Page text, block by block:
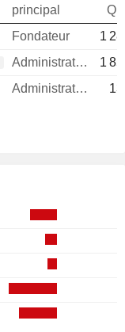
principal
Fondateur
1
Administrateur
1
Administrateur